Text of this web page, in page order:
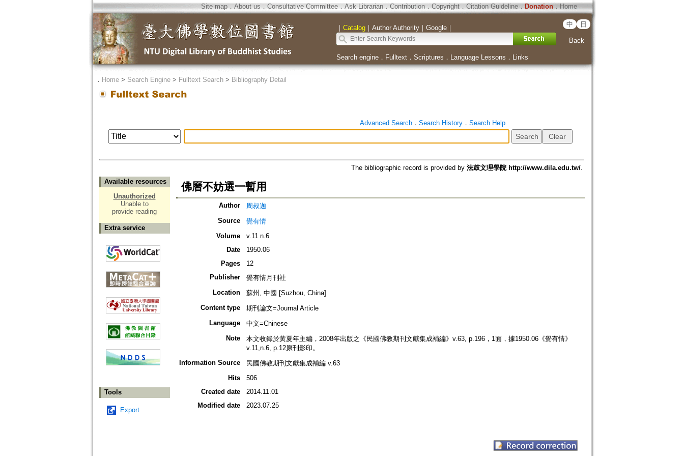
Site map．About us ． Consultative Committee． Ask Librarian． Contribution．Copyright．Citation Guideline． Donation．Home
｜ Catalog｜ Author Authority｜ Google｜ 中 日
Back
Search engine． Fulltext． Scriptures ． Language Lessons ． Links
． Home> Search Engine> Fulltext Search> Bibliography Detail
Advanced Search． Search History． Search Help
The bibliographic record is provided by 法鼓文理學院 http://www.dila.edu.tw/.
Available resources
Unauthorized
Unable to
provide reading
Extra service
Tools
Export
佛曆不妨選一暫用
Author
周叔迦
Source
覺有情
Volume
v.11 n.6
Date
1950.06
Pages
12
Publisher
覺有情月刊社
Location
蘇州, 中國 [Suzhou, China]
Content type
期刊論文=Journal Article
Language
中文=Chinese
Note
本文收錄於黃夏年主編，2008年出版之《民國佛教期刊文獻集成補編》v.63, p.196，1面，據1950.06《覺有情》
v.11,n.6, p.12原刊影印。
Information Source
民國佛教期刊文獻集成補編 v.63
Hits
506
Created date
2014.11.01
Modified date
2023.07.25